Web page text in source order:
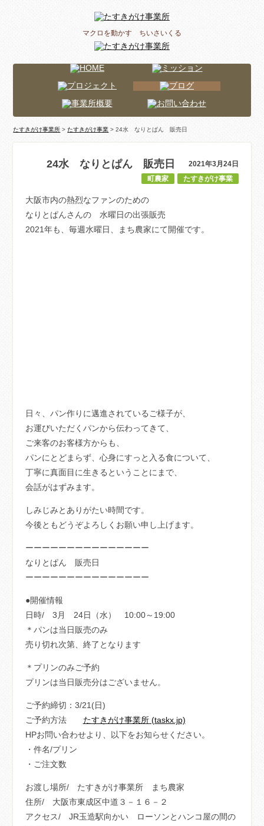
マクロを動かす ちいさいくる
たすきがけ事業所 >たすきがけ事業 > 24水 なりとぱん 販売日
24水 なりとぱん 販売日
2021年3月24日
たすきがけ事業
町農家
大阪市内の熱烈なファンのための
なりとぱんさんの 水曜日の出張販売
2021年も、毎週水曜日、まち農家にて開催です。
日々、パン作りに邁進されているご様子が、
お運びいただくパンから伝わってきて、
ご来客のお客様方からも、
パンにとどまらず、心身にすっと入る食について、
丁寧に真面目に生きるということにまで、
会話がはずみます。
しみじみとありがたい時間です。
今後ともどうぞよろしくお願い申し上げます。
ーーーーーーーーーーーーーーー
なりとぱん 販売日
ーーーーーーーーーーーーーーー
●開催情報
日時/ 3月 24日（水） 10:00～19:00
＊パンは当日販売のみ
売り切れ次第、終了となります
＊プリンのみご予約
プリンは当日販売分はございません。
ご予約締切：3/21(日)
ご予約方法 たすきがけ事業所 (taskx.jp)
HPお問い合わせより、以下をお知らせください。
・件名/プリン
・ご注文数
お渡し場所/ たすきがけ事業所 まち農家
住所/ 大阪市東成区中道３－１６－２
アクセス/ JR玉造駅向かい ローソンとハンコ屋の間の